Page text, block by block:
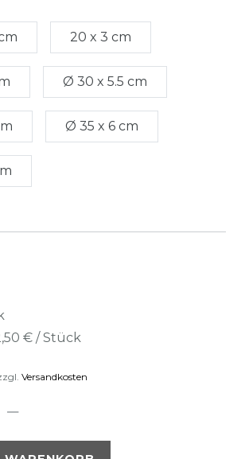
20 x 3 cm
Ø 30 x 5.5 cm
Ø 35 x 6 cm
€ / Stück
Versandkosten